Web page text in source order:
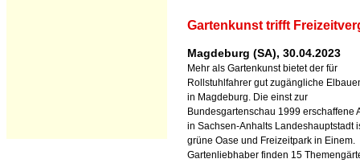
Gartenkunst trifft
Magdeburg (SA), 30.04.2023
Mehr als Gartenkunst bietet der für
Rollstuhlfahrer gut zugängliche
in Magdeburg. Die einst zur
Bundesgartenschau 1999 erschaffene
in Sachsen-Anhalts Landeshauptstadt
grüne Oase und Freizeitpark in Einem.
Gartenliebhaber finden 15